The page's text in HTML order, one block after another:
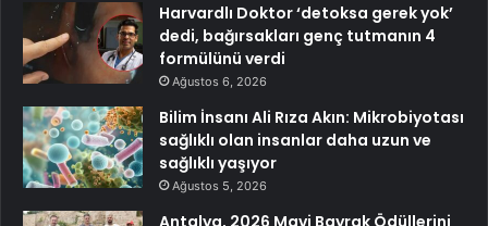
Harvardlı Doktor ‘detoksa gerek yok’
dedi, bağırsakları genç tutmanın 4
formülünü verdi
Ağustos 6, 2026
Bilim İnsanı Ali Rıza Akın: Mikrobiyotası
sağlıklı olan insanlar daha uzun ve
sağlıklı yaşıyor
Ağustos 5, 2026
Antalya, 2026 Mavi Bayrak Ödüllerini